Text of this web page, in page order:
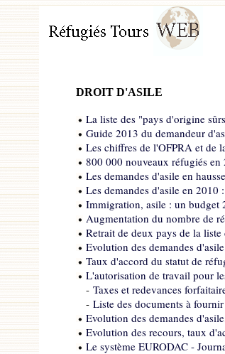
DROIT D'ASILE
La liste des "pays d'origine
Guide 2013 du demandeur
Les chiffres de l'OFPRA et de
800 000 nouveaux réfugiés
Les demandes d'asile en
Les demandes d'asile en
Immigration, asile : un budget
Augmentation du nombre de
Retrait de deux pays de la
Evolution des demandes
Taux d'accord du statut de
L'autorisation de travail pour
- Taxes et redevances
- Liste des documents à
Evolution des demandes
Evolution des recours, taux
Le système EURODAC -